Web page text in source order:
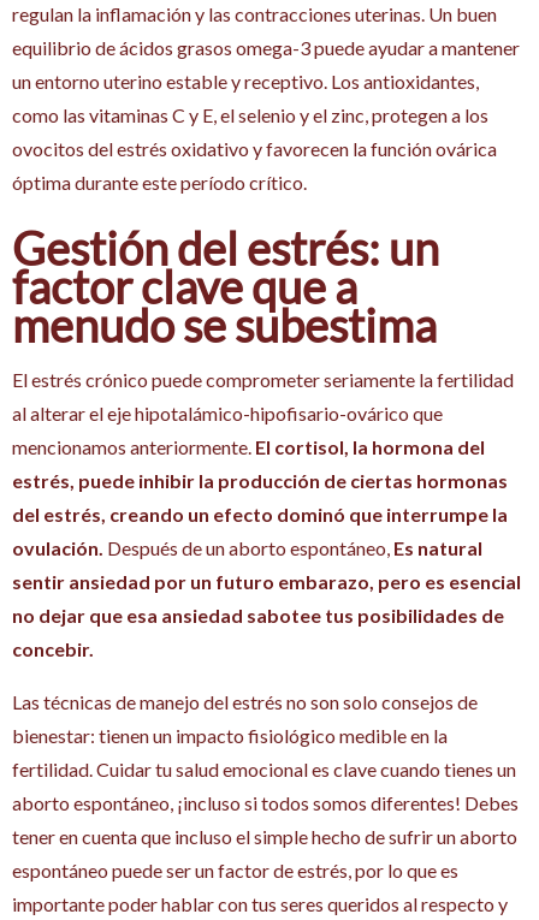
regulan la inflamación y las contracciones uterinas. Un buen
equilibrio de ácidos grasos omega-3 puede ayudar a mantener
un entorno uterino estable y receptivo. Los antioxidantes,
como las vitaminas C y E, el selenio y el zinc, protegen a los
ovocitos del estrés oxidativo y favorecen la función ovárica
óptima durante este período crítico.
Gestión del estrés: un
factor clave que a
menudo se subestima
El estrés crónico puede comprometer seriamente la fertilidad
al alterar el eje hipotalámico-hipofisario-ovárico que
mencionamos anteriormente. El cortisol, la hormona del
estrés, puede inhibir la producción de ciertas hormonas
del estrés, creando un efecto dominó que interrumpe la
ovulación. Después de un aborto espontáneo, Es natural
sentir ansiedad por un futuro embarazo, pero es esencial
no dejar que esa ansiedad sabotee tus posibilidades de
concebir.
Las técnicas de manejo del estrés no son solo consejos de
bienestar: tienen un impacto fisiológico medible en la
fertilidad. Cuidar tu salud emocional es clave cuando tienes un
aborto espontáneo, ¡incluso si todos somos diferentes! Debes
tener en cuenta que incluso el simple hecho de sufrir un aborto
espontáneo puede ser un factor de estrés, por lo que es
importante poder hablar con tus seres queridos al respecto y